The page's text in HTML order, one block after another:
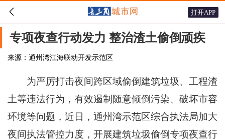
 打开APP
专项夜查行动发力 整治渣土偷倒顽疾
来源：通州湾江海联动开发示范区
为严厉打击夜间跨区域偷倒建筑垃圾、工程渣
土等违法行为，有效遏制随意倾倒污染、破坏市容
环境等问题，近日，通州湾示范区综合执法局加大
夜间执法管控力度，开展建筑垃圾偷倒专项夜查行